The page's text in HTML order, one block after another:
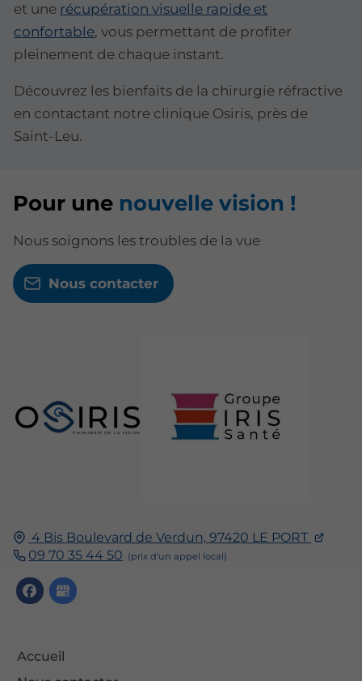
et une récupération visuelle rapide et
confortable, vous permettant de profiter
pleinement de chaque instant.
Découvrez les bienfaits de la chirurgie réfractive
en contactant notre clinique Osiris, près de
Saint-Leu.
4 Bis Boulevard de Verdun, 97420 LE PORT
09 70 35 44 50
Accueil
Pour une nouvelle vision !
Nous soignons les troubles de la vue
Nous contacter